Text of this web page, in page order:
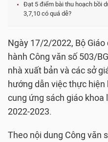
Đạt 5 điểm bài thu hoạch bồi
3,7,10 có quá dễ?
Ngày 17/2/2022, Bộ
hành Công văn số 503/
nhà xuất bản và các sở
hướng dẫn việc thực
cung ứng sách giáo khoa
2022-2023.
Theo nội dung Công văn